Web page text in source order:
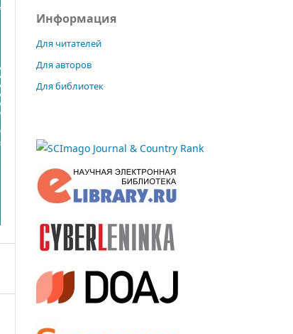
Информация
Для читателей
Для авторов
Для библиотек